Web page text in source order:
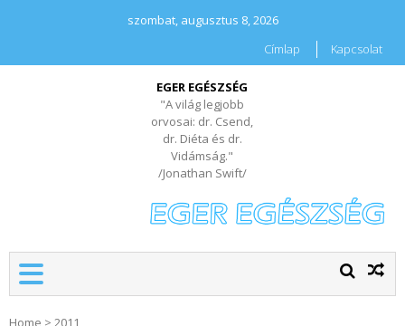
szombat, augusztus 8, 2026
Címlap
Kapcsolat
EGER EGÉSZSÉG
"A világ legjobb
orvosai: dr. Csend,
dr. Diéta és dr.
Vidámság."
/Jonathan Swift/
Home > 2011